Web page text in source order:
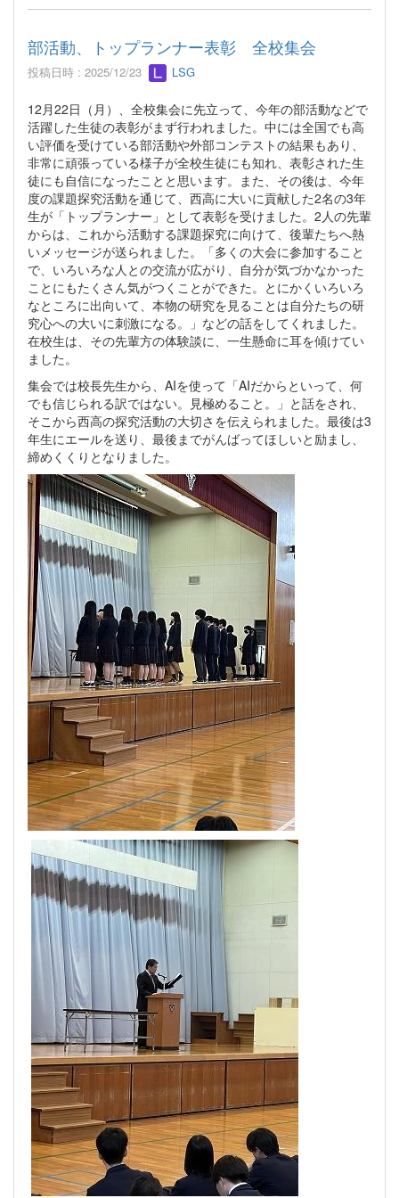
部活動、トップランナー表彰 全校集会
投稿日時 : 2025/12/23 LSG
12月22日（月）、全校集会に先立って、今年の部活動などで
活躍した生徒の表彰がまず行われました。中には全国でも高
い評価を受けている部活動や外部コンテストの結果もあり、
非常に頑張っている様子が全校生徒にも知れ、表彰された生
徒にも自信になったことと思います。また、その後は、今年
度の課題探究活動を通じて、西高に大いに貢献した2名の3年
生が「トップランナー」として表彰を受けました。2人の先輩
からは、これから活動する課題探究に向けて、後輩たちへ熱
いメッセージが送られました。「多くの大会に参加すること
で、いろいろな人との交流が広がり、自分が気づかなかった
ことにもたくさん気がつくことができた。とにかくいろいろ
なところに出向いて、本物の研究を見ることは自分たちの研
究心への大いに刺激になる。」などの話をしてくれました。
在校生は、その先輩方の体験談に、一生懸命に耳を傾けてい
ました。
集会では校長先生から、AIを使って「AIだからといって、何
でも信じられる訳ではない。見極めること。」と話をされ、
そこから西高の探究活動の大切さを伝えられました。最後は3
年生にエールを送り、最後までがんばってほしいと励まし、
締めくくりとなりました。